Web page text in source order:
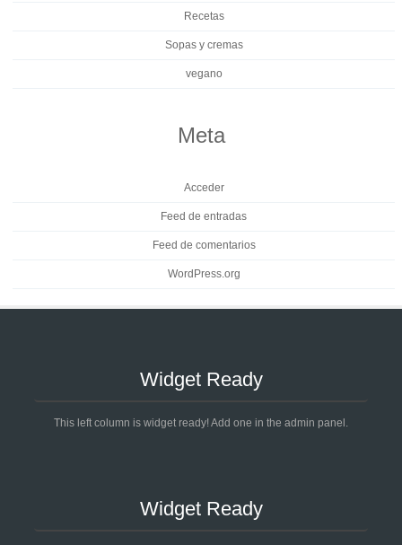
Recetas
Sopas y cremas
vegano
Meta
Acceder
Feed de entradas
Feed de comentarios
WordPress.org
Widget Ready
This left column is widget ready! Add one in the admin panel.
Widget Ready